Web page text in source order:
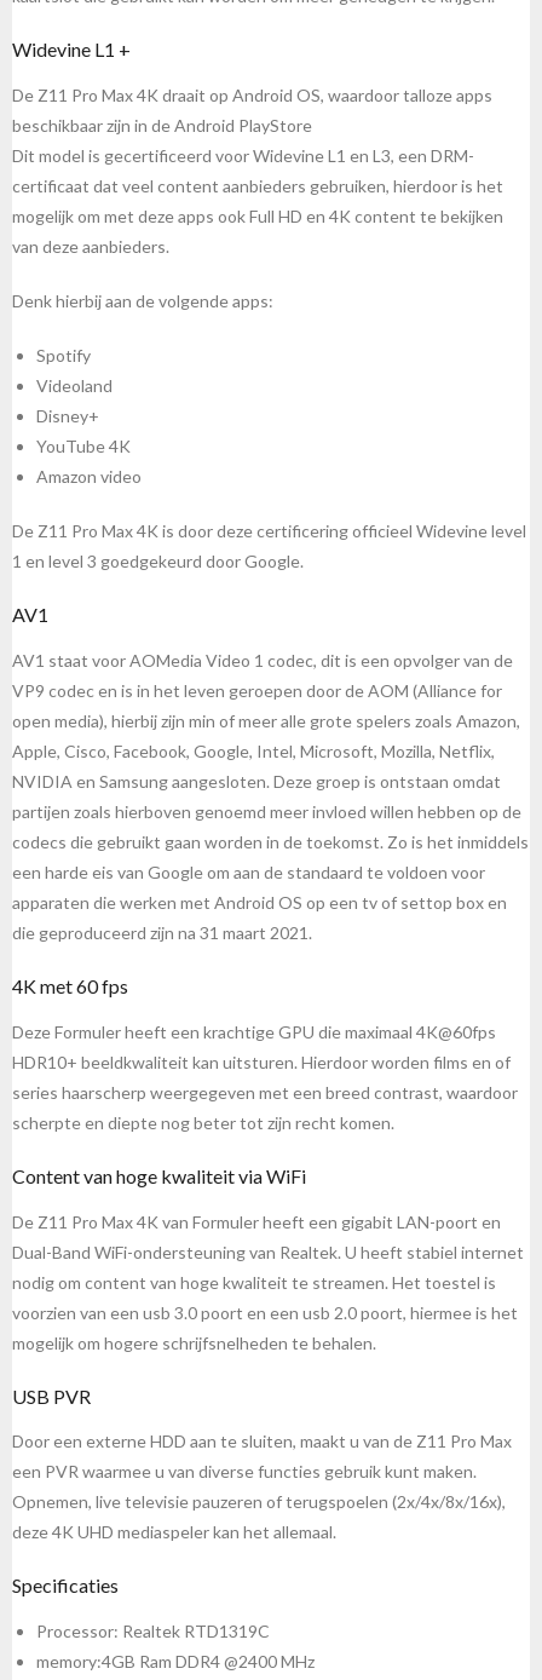
Widevine L1 +
De Z11 Pro Max 4K draait op Android OS, waardoor talloze apps
beschikbaar zijn in de Android PlayStore
Dit model is gecertificeerd voor Widevine L1 en L3, een DRM-
certificaat dat veel content aanbieders gebruiken, hierdoor is het
mogelijk om met deze apps ook Full HD en 4K content te bekijken
van deze aanbieders.
Denk hierbij aan de volgende apps:
Spotify
Videoland
Disney+
YouTube 4K
Amazon video
De Z11 Pro Max 4K is door deze certificering officieel Widevine level
1 en level 3 goedgekeurd door Google.
AV1
AV1 staat voor AOMedia Video 1 codec, dit is een opvolger van de
VP9 codec en is in het leven geroepen door de AOM (Alliance for
open media), hierbij zijn min of meer alle grote spelers zoals Amazon,
Apple, Cisco, Facebook, Google, Intel, Microsoft, Mozilla, Netflix,
NVIDIA en Samsung aangesloten. Deze groep is ontstaan omdat
partijen zoals hierboven genoemd meer invloed willen hebben op de
codecs die gebruikt gaan worden in de toekomst. Zo is het inmiddels
een harde eis van Google om aan de standaard te voldoen voor
apparaten die werken met Android OS op een tv of settop box en
die geproduceerd zijn na 31 maart 2021.
4K met 60 fps
Deze Formuler heeft een krachtige GPU die maximaal 4K@60fps
HDR10+ beeldkwaliteit kan uitsturen. Hierdoor worden films en of
series haarscherp weergegeven met een breed contrast, waardoor
scherpte en diepte nog beter tot zijn recht komen.
Content van hoge kwaliteit via WiFi
De Z11 Pro Max 4K van Formuler heeft een gigabit LAN-poort en
Dual-Band WiFi-ondersteuning van Realtek. U heeft stabiel internet
nodig om content van hoge kwaliteit te streamen. Het toestel is
voorzien van een usb 3.0 poort en een usb 2.0 poort, hiermee is het
mogelijk om hogere schrijfsnelheden te behalen.
USB PVR
Door een externe HDD aan te sluiten, maakt u van de Z11 Pro Max
een PVR waarmee u van diverse functies gebruik kunt maken.
Opnemen, live televisie pauzeren of terugspoelen (2x/4x/8x/16x),
deze 4K UHD mediaspeler kan het allemaal.
Specificaties
Processor: Realtek RTD1319C
memory:4GB Ram DDR4 @2400 MHz